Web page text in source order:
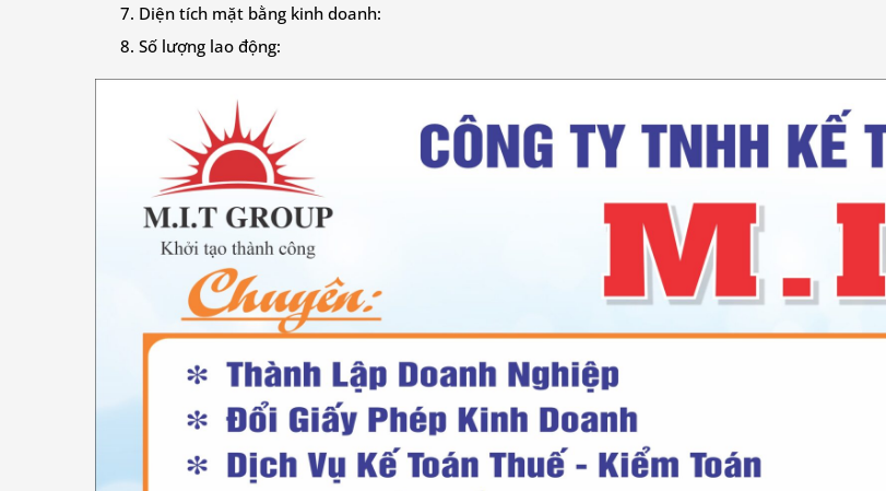
Diện tích mặt bằng kinh doanh:
Số lượng lao động: